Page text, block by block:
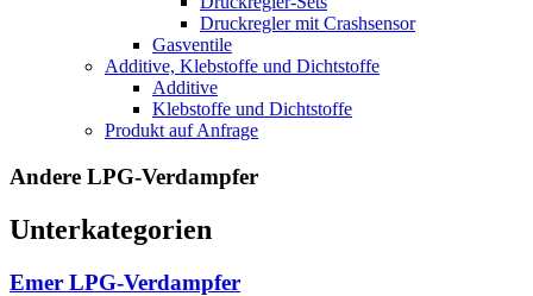
Druckregler mit Crashsensor
Gasventile
Additive, Klebstoffe und Dichtstoffe
Additive
Klebstoffe und Dichtstoffe
Produkt auf Anfrage
Andere LPG-Verdampfer
Unterkategorien
Emer LPG-Verdampfer